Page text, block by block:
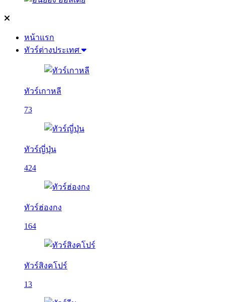
หน้าแรก
ทัวร์ต่างประเทศ
ทัวร์เกาหลี
73
ทัวร์ญี่ปุ่น
424
ทัวร์ฮ่องกง
164
ทัวร์สิงคโปร์
13